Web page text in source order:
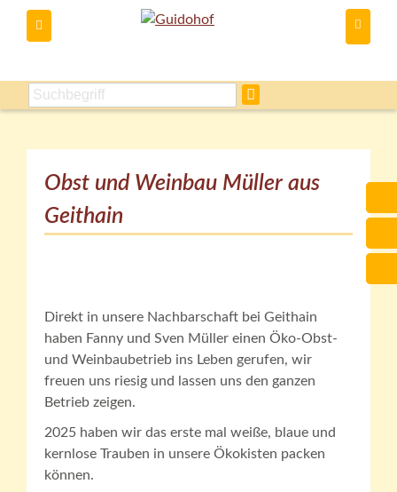
Du
Obst und Weinbau Müller aus
Geithain
Direkt in unsere Nachbarschaft bei Geithain
haben Fanny und Sven Müller einen Öko-Obst-
und Weinbaubetrieb ins Leben gerufen, wir
freuen uns riesig und lassen uns den ganzen
Betrieb zeigen.
2025 haben wir das erste mal weiße, blaue und
kernlose Trauben in unsere Ökokisten packen
können.